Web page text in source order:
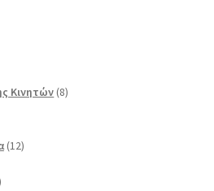
Κινητών 88
1212